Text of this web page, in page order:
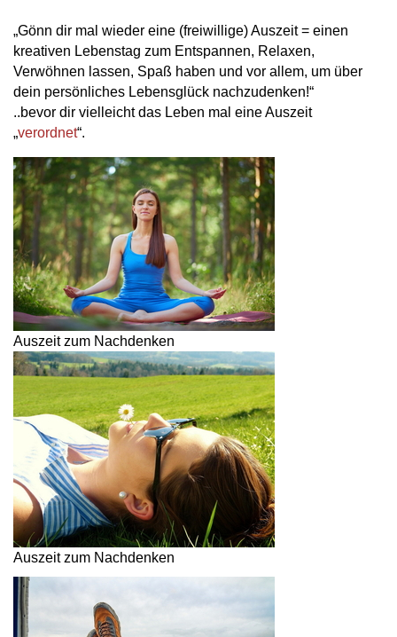
„Gönn dir mal wieder eine (freiwillige) Auszeit = einen
kreativen Lebenstag zum Entspannen, Relaxen,
Verwöhnen lassen, Spaß haben und vor allem, um über
dein persönliches Lebensglück nachzudenken!“
..bevor dir vielleicht das Leben mal eine Auszeit
„verordnet“.
Auszeit zum Nachdenken
Auszeit zum Nachdenken